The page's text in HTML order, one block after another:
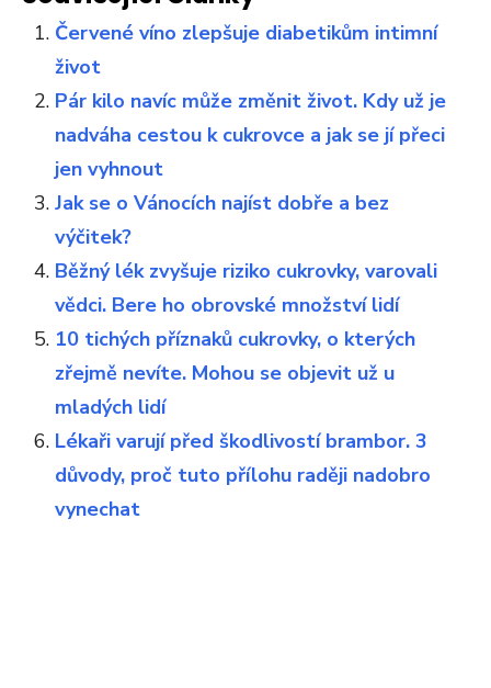
Červené víno zlepšuje diabetikům intimní
život
Pár kilo navíc může změnit život. Kdy už je
nadváha cestou k cukrovce a jak se jí přeci
jen vyhnout
Jak se o Vánocích najíst dobře a bez
výčitek?
Běžný lék zvyšuje riziko cukrovky, varovali
vědci. Bere ho obrovské množství lidí
10 tichých příznaků cukrovky, o kterých
zřejmě nevíte. Mohou se objevit už u
mladých lidí
Lékaři varují před škodlivostí brambor. 3
důvody, proč tuto přílohu raději nadobro
vynechat